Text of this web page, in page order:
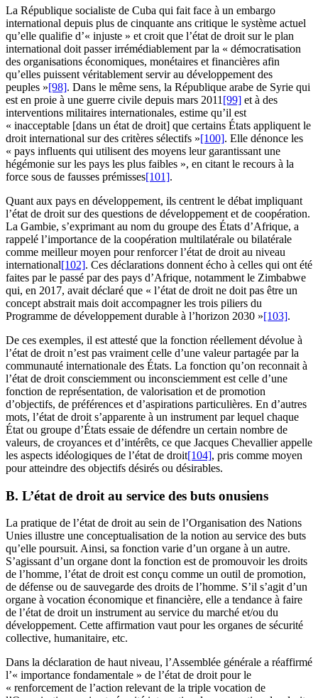
La République socialiste de Cuba qui fait face à un embargo
international depuis plus de cinquante ans critique le système actuel
qu’elle qualifie d’« injuste » et croit que l’état de droit sur le plan
international doit passer irrémédiablement par la « démocratisation
des organisations économiques, monétaires et financières afin
qu’elles puissent véritablement servir au développement des
peuples »[98]. Dans le même sens, la République arabe de Syrie qui
est en proie à une guerre civile depuis mars 2011 [99] et à des
interventions militaires internationales, estime qu’il est
« inacceptable [dans un état de droit] que certains États appliquent le
droit international sur des critères sélectifs »[100]. Elle dénonce les
« pays influents qui utilisent des moyens leur garantissant une
hégémonie sur les pays les plus faibles », en citant le recours à la
force sous de fausses prémisses[101].
Quant aux pays en développement, ils centrent le débat impliquant
l’état de droit sur des questions de développement et de coopération.
La Gambie, s’exprimant au nom du groupe des États d’Afrique, a
rappelé l’importance de la coopération multilatérale ou bilatérale
comme meilleur moyen pour renforcer l’état de droit au niveau
international[102]. Ces déclarations donnent écho à celles qui ont été
faites par le passé par des pays d’Afrique, notamment le Zimbabwe
qui, en 2017, avait déclaré que « l’état de droit ne doit pas être un
concept abstrait mais doit accompagner les trois piliers du
Programme de développement durable à l’horizon 2030 »[103].
De ces exemples, il est attesté que la fonction réellement dévolue à
l’état de droit n’est pas vraiment celle d’une valeur partagée par la
communauté internationale des États. La fonction qu’on reconnait à
l’état de droit consciemment ou inconsciemment est celle d’une
fonction de représentation, de valorisation et de promotion
d’objectifs, de préférences et d’aspirations particulières. En d’autres
mots, l’état de droit s’apparente à un instrument par lequel chaque
État ou groupe d’États essaie de défendre un certain nombre de
valeurs, de croyances et d’intérêts, ce que Jacques Chevallier appelle
les aspects idéologiques de l’état de droit[104], pris comme moyen
pour atteindre des objectifs désirés ou désirables.
B. L’état de droit au service des buts onusiens
La pratique de l’état de droit au sein de l’Organisation des Nations
Unies illustre une conceptualisation de la notion au service des buts
qu’elle poursuit. Ainsi, sa fonction varie d’un organe à un autre.
S’agissant d’un organe dont la fonction est de promouvoir les droits
de l’homme, l’état de droit est conçu comme un outil de promotion,
de défense ou de sauvegarde des droits de l’homme. S’il s’agit d’un
organe à vocation économique et financière, elle a tendance à faire
de l’état de droit un instrument au service du marché et/ou du
développement. Cette affirmation vaut pour les organes de sécurité
collective, humanitaire, etc.
Dans la déclaration de haut niveau, l’Assemblée générale a réaffirmé
l’« importance fondamentale » de l’état de droit pour le
« renforcement de l’action relevant de la triple vocation de